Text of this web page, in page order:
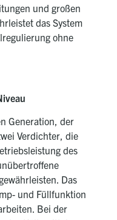
und großen
das System
ohne
Generation, der
Verdichter, die
des
Das
und Füllfunktion
Bei der